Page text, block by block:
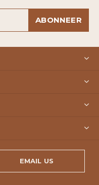
ABONNEER
EMAIL US